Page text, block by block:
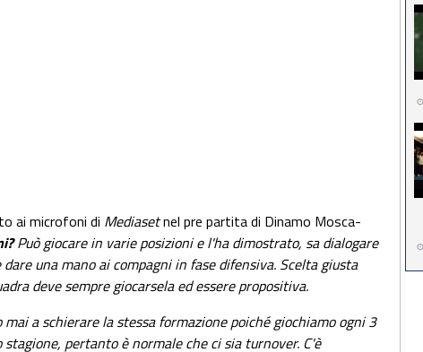
ai microfoni di Mediasetnel pre partita di Dinamo Mosca-
Può giocare in varie posizioni e l'ha dimostrato, sa dialogare
una mano ai compagni in fase difensiva. Scelta giusta
deve sempre giocarsela ed essere propositiva.
mai a schierare la stessa formazione poiché giochiamo ogni 3
pertanto è normale che ci sia turnover. C'è